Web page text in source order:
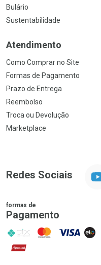
Bulário
Sustentabilidade
Atendimento
Como Comprar no Site
Formas de Pagamento
Prazo de Entrega
Reembolso
Troca ou Devolução
Marketplace
Redes Sociais
formas de
Pagamento
PIX MasterCard
VISA ELO
Hipercard